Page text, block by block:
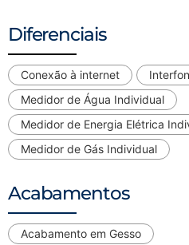
Diferenciais
Conexão à internet
Medidor de Água Individual
Medidor de Energia Elétrica
Medidor de Gás Individual
Acabamentos
Acabamento em Gesso